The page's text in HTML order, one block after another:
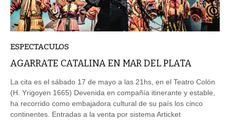
ESPECTACULOS
AGARRATE CATALINA EN MAR DEL PLATA
La cita es el sábado 17 de mayo a las 21hs, en el Teatro Colón
(H. Yrigoyen 1665) Devenida en compañía itinerante y estable,
ha recorrido como embajadora cultural de su país los cinco
continentes. Entradas a la venta por sistema Articket